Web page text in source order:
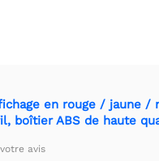
en rouge / jaune
boîtier ABS de haute
avis